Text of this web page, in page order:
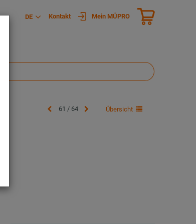
DE Kontakt Mein MÜPRO
61 / 64 Übersicht